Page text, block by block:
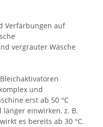
Verfärbungen auf
vergrauter Wäsche
und
erst ab 50 °C
einwirken, z. B.
es bereits ab 30 °C.